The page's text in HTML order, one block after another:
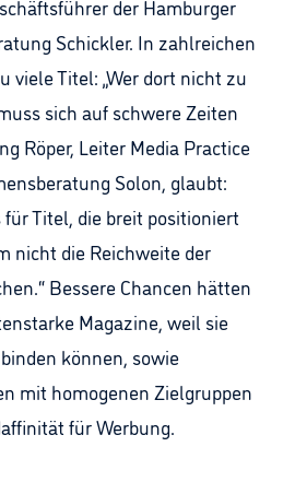
der Hamburger
Schickler. In zahlreichen
viele Titel: „Wer dort nicht zu
sich auf schwere Zeiten
Röper, Leiter Media Practice
Solon, glaubt:
für Titel, die breit positioniert
nicht die Reichweite der
Bessere Chancen hätten
Magazine, weil sie
können, sowie
mit homogenen Zielgruppen
für Werbung.